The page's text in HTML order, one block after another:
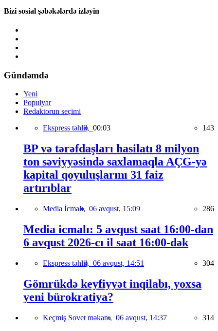
Bizi sosial şəbəkələrdə izləyin
Gündəmdə
Yeni
Populyar
Redaktorun seçimi
Ekspress təhlil, 00:03 143
BP və tərəfdaşları hasilatı 8 milyon
ton səviyyəsində saxlamaqla AÇG-yə
kapital qoyuluşlarını 31 faiz
artırıblar
Media İcmalı, 06 avqust, 15:09 286
Media icmalı: 5 avqust saat 16:00-dan
6 avqust 2026-cı il saat 16:00-dək
Ekspress təhlil, 06 avqust, 14:51 304
Gömrükdə keyfiyyət inqilabı, yoxsa
yeni bürokratiya?
Keçmiş Sovet məkanı, 06 avqust, 14:37 314